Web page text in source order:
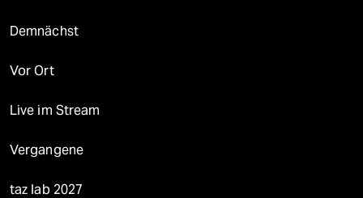
Demnächst
Vor Ort
Live im Stream
Vergangene
taz lab 2027